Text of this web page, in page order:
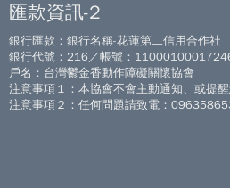
匯款資訊-2
銀行匯款：銀行名稱-花蓮第二信用合作社
銀行代號：216／帳號：
戶名：台灣鬱金香動作障礙關懷協會
注意事項１：本協會不會主動通知、或提
注意事項２：任何問題請致電：